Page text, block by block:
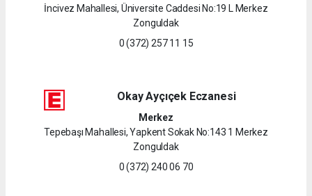
İncivez Mahallesi, Üniversite Caddesi No:19 L Merkez
Zonguldak
0 (372) 257 11 15
Okay Ayçıçek Eczanesi
Merkez
Tepebaşı Mahallesi, Yapkent Sokak No:143 1 Merkez
Zonguldak
0 (372) 240 06 70